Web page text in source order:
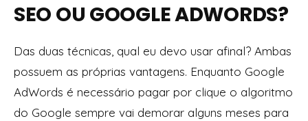
SEO OU GOOGLE ADWORDS?
Das duas técnicas, qual eu devo usar afinal? Ambas
possuem as próprias vantagens. Enquanto Google
AdWords é necessário pagar por clique o algoritmo
do Google sempre vai demorar alguns meses para